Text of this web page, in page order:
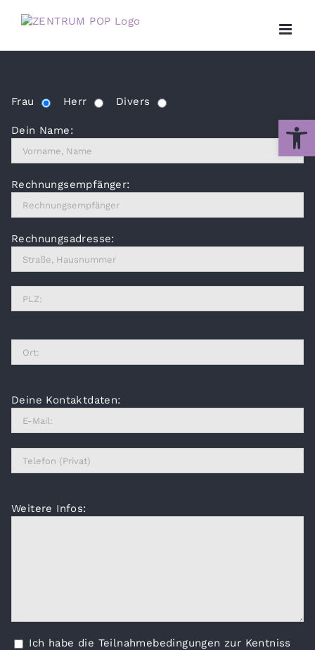
Inhalt
Frau Herr Divers
Dein Name:
Rechnungsempfänger:
Rechnungsadresse:
Deine Kontaktdaten:
Weitere Infos:
Ich habe die Teilnahmebedingungen zur Kentniss